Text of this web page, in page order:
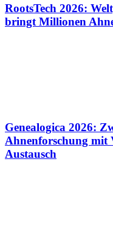
RootsTech 2026:
bringt Millionen
Genealogica 2026:
Ahnenforschung mit
Austausch